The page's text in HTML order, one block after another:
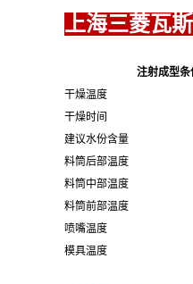
上海三菱瓦
注射成型条
干燥温度
干燥时间
建议水份含量
料筒后部温度
料筒中部温度
料筒前部温度
喷嘴温度
模具温度